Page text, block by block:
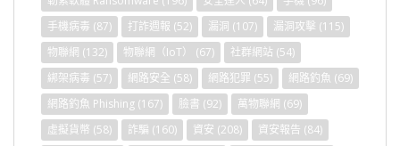
手機病毒 (87) 打詐週報 (52) 漏洞 (107) 漏洞攻擊 (115)
物聯網 (132) 物聯網（IoT） (67) 社群網站 (54)
綁架病毒 (57) 網路安全 (58) 網路犯罪 (55) 網路釣魚 (69)
網路釣魚 Phishing (167) 臉書 (92) 萬物聯網 (69)
虛擬貨幣 (58) 詐騙 (160) 資安 (208) 資安報告 (84)